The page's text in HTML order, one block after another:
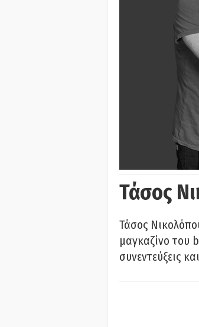
Τάσος
Τάσος
μαγκαζίνο του
συνεντεύξεις